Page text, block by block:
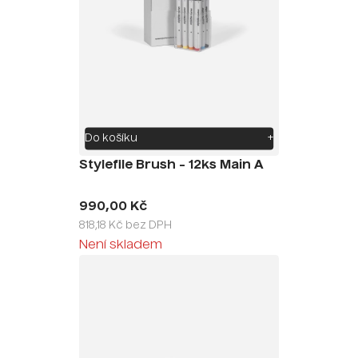
Do košíku +
Stylefile Brush - 12ks Main A
990,00 Kč
818,18 Kč bez DPH
Není skladem